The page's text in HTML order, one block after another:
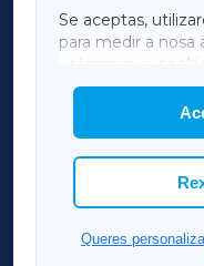
Se aceptas,
para medir a nosa
utilizaremos
mostrar
Así mesmo,
cookies que
Queres